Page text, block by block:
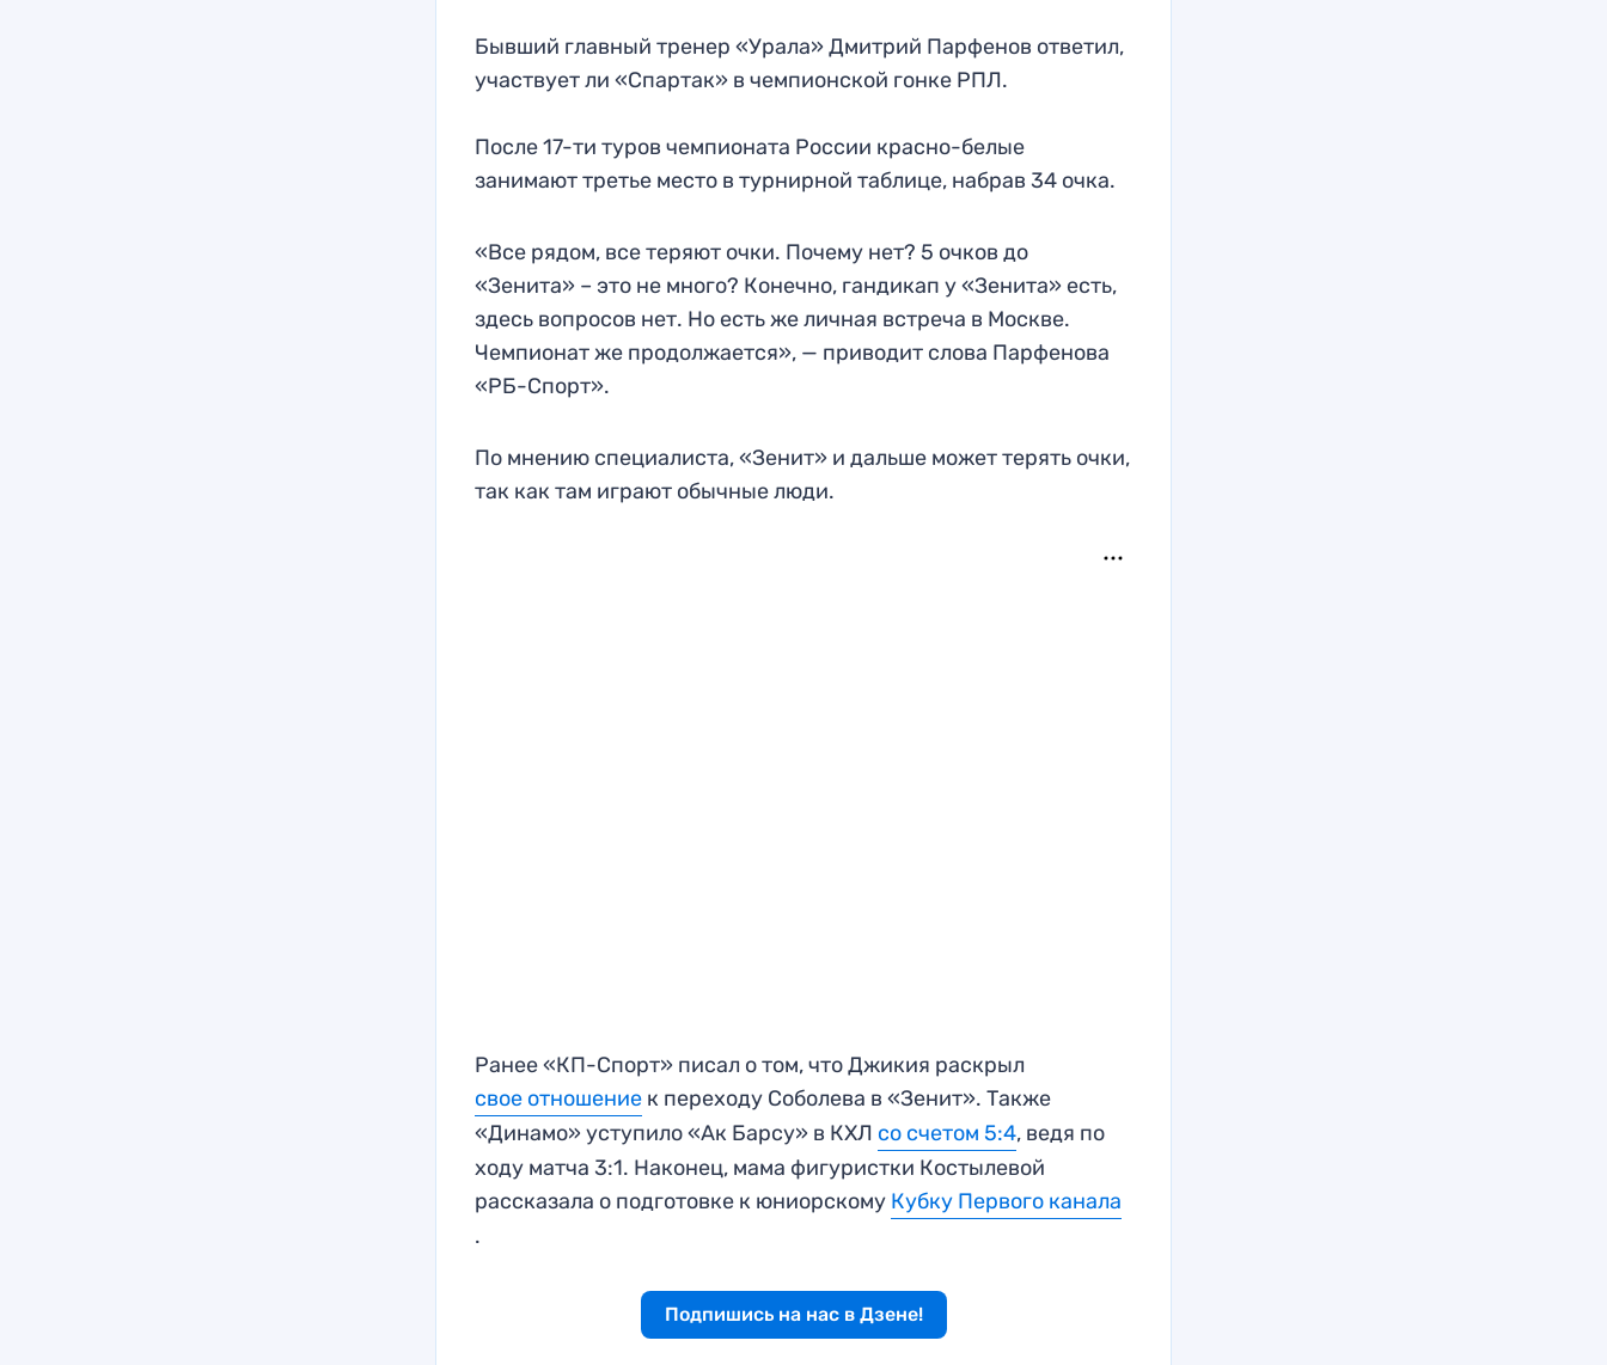
Бывший главный тренер «Урала» Дмитрий Парфенов ответил,
участвует ли «Спартак» в чемпионской гонке РПЛ.
После 17-ти туров чемпионата России красно-белые
занимают третье место в турнирной таблице, набрав 34 очка.
«Все рядом, все теряют очки. Почему нет? 5 очков до
«Зенита» – это не много? Конечно, гандикап у «Зенита» есть,
здесь вопросов нет. Но есть же личная встреча в Москве.
Чемпионат же продолжается», — приводит слова Парфенова
«РБ-Спорт».
По мнению специалиста, «Зенит» и дальше может терять очки,
так как там играют обычные люди.
Ранее «КП-Спорт» писал о том, что Джикия раскрыл
свое отношение к переходу Соболева в «Зенит». Также
«Динамо» уступило «Ак Барсу» в КХЛ со счетом 5:4, ведя по
ходу матча 3:1. Наконец, мама фигуристки Костылевой
рассказала о подготовке к юниорскому Кубку Первого канала
.
Подпишись на нас в Дзене!